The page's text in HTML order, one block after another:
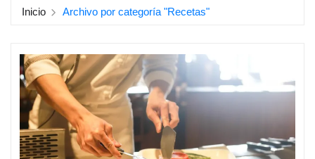
Inicio Archivo por categoría "Recetas"